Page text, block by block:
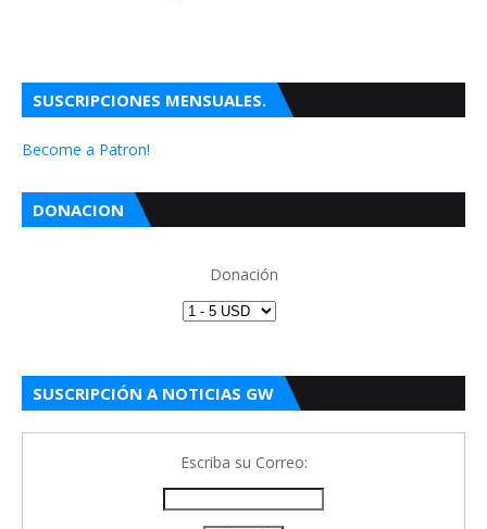
SUSCRIPCIONES MENSUALES.
Become a Patron!
DONACION
Donación
SUSCRIPCIÓN A NOTICIAS GW
Escriba su Correo: